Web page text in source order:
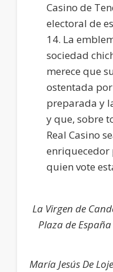
Casino de
electoral de
14. La
sociedad
merece que
ostentada
preparada y
y que, sobre
Real Casino
enriquecedor
quien vote
La Virgen de
Plaza de
María Jesús De